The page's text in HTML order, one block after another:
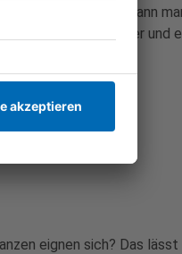
Dach. Geld sparen kann
Mit genügend Wasser und
eignen sich? Das